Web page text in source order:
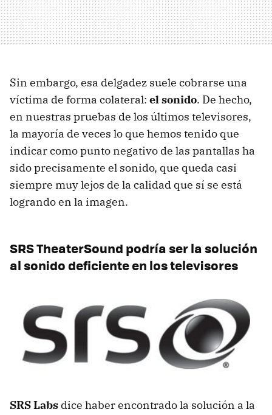
Sin embargo, esa delgadez suele cobrarse una
víctima de forma colateral: el sonido. De hecho,
en nuestras pruebas de los últimos televisores,
la mayoría de veces lo que hemos tenido que
indicar como punto negativo de las pantallas ha
sido precisamente el sonido, que queda casi
siempre muy lejos de la calidad que sí se está
logrando en la imagen.
SRSTheaterSound podría ser la solución
al sonido deficiente en los televisores
SRSLabs dice haber encontrado la solución a la